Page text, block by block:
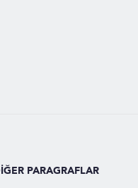
PARAGRAFLAR